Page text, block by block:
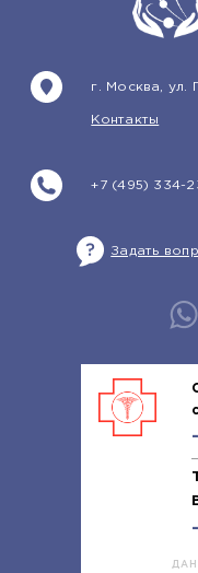
+7 (495) 334-
г. Москва, ул.
Контакты
Задать